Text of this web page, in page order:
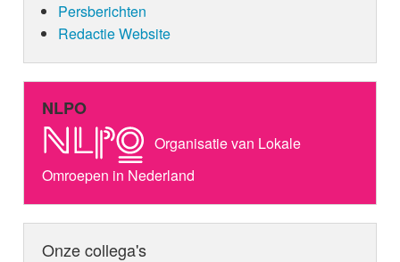
Persberichten
Redactie Website
NLPO
Organisatie van Lokale
Omroepen in Nederland
Onze collega's